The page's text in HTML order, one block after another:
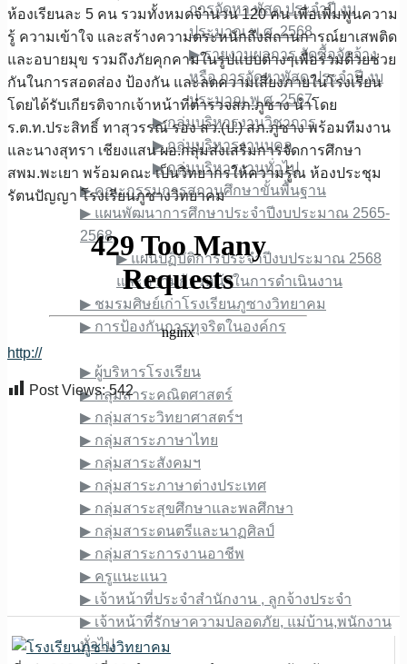
การจัดหา พัสดุ ประจําปี งบ
ประมาณ พ.ศ .2568
▶︎ รายงานผลการ จัดซื้อจัดจ้าง
หรือ การจัดหาพัสดุ ประจําปี งบ
ประมาณ พ.ศ .2567
▶︎ กลุ่มบริหารงานวิชาการ
▶︎ กลุ่มบริหารงานบุคล
▶︎ กลุ่มบริหารงานทั่วไป
▶︎ คณะกรรมการสถานศึกษาขั้นพื้นฐาน
▶︎ แผนพัฒนาการศึกษาประจำปีงบประมาณ 2565-
2568
▶︎ แผนปฏิบัติการประจำปีงบประมาณ 2568
และความก้าวหน้าในการดำเนินงาน
▶︎ ชมรมศิษย์เก่าโรงเรียนภูซางวิทยาคม
▶︎ การป้องกันการทุจริตในองค์กร
▶︎ ผู้บริหารโรงเรียน
▶︎ กลุ่มสาระคณิตศาสตร์
▶︎ กลุ่มสาระวิทยาศาสตร์ฯ
▶︎ กลุ่มสาระภาษาไทย
▶︎ กลุ่มสาระสังคมฯ
▶︎ กลุ่มสาระภาษาต่างประเทศ
▶︎ กลุ่มสาระสุขศึกษาและพลศึกษา
▶︎ กลุ่มสาระดนตรีและนาฏศิลป์
▶︎ กลุ่มสาระการงานอาชีพ
▶︎ ครูแนะแนว
▶︎ เจ้าหน้าที่ประจำสำนักงาน , ลูกจ้างประจำ
▶︎ เจ้าหน้าที่รักษาความปลอดภัย, แม่บ้าน,พนักงาน
ทั่วไป
ห้องเรียนละ​ 5 คน​ รวมทั้งหมดจำนวน​ 120 คน​ เพื่อเพิ่มพูนความ
รู้​ ความเข้าใจ​ และสร้างความตระหนัก​ถึงสถานการณ์​ยาเสพติด​
และอบายมุข​ รวมถึงภัยคุกคาม​ในรูปแบบ​ต่างๆเพื่อร่วมด้วยช่วย
กันในการสอดส่อง​ ป้องกัน​ และลดความเสี่ยงภายในโรงเรียน​
โดย​ได้รับเกียรติ​จาก​เจ้าหน้าที่​ตำรวจ​สภ.ภูซาง​ นำโดย​
ร.ต.ท.ประสิทธิ์ ทาสุวรรณ์ รอง สว.(ป.) สภ.ภูซาง​ พร้อมทีมงาน
และ​นางสุทรา เชียงแสน ผอ.กลุ่มส่งเสริมการจัดการศึกษา
สพม.พะเยา​ พร้อมคณะ​ เป็น​วิทยากร​ให้ความรู้​ณ​ ห้องประชุม​
รัตน​ปัญญา​ โรง​เรียนภูซาง​วิทยาคม​
http://
Post Views: 542